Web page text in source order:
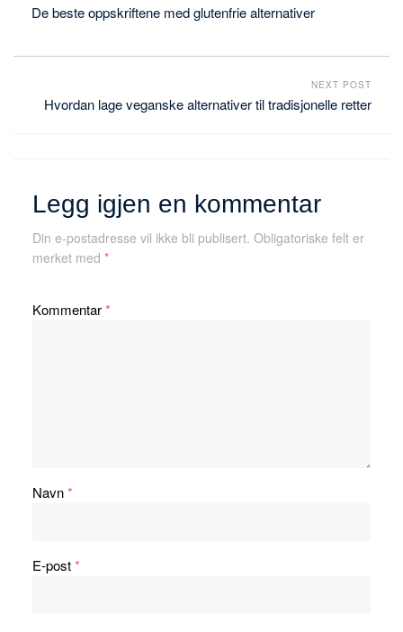
De beste oppskriftene med glutenfrie alternativer
NEXT POST
Hvordan lage veganske alternativer til tradisjonelle retter
Legg igjen en kommentar
Din e-postadresse vil ikke bli publisert. Obligatoriske felt er
merket med *
Kommentar*
Navn*
E-post*